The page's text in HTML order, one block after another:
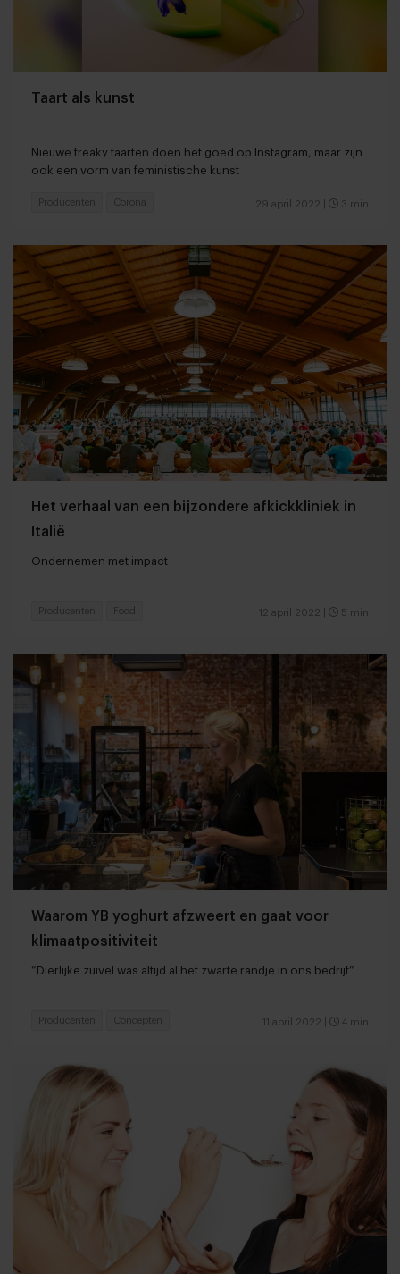
Taart als kunst
Nieuwe freaky taarten doen het goed op Instagram, maar zijn
ook een vorm van feministische kunst
29 april 2022 3 min
Producenten Corona
Het verhaal van een bijzondere afkickkliniek in
Italië
Ondernemen met impact
12 april 2022 5 min
Producenten Food
Waarom YB yoghurt afzweert en gaat voor
klimaatpositiviteit
“Dierlijke zuivel was altijd al het zwarte randje in ons bedrijf”
11 april 2022 4 min
Producenten Concepten